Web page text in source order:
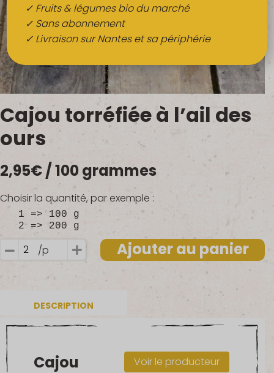
Épices
Boissons
QUI SOMMES-NOUS ?
FRUITS BIO AU BUREAU
NOS PRODUCTEURS
NOS MARCHÉS
Cajou torréfiée à l’ail des
ours
2,95€/ 100 grammes
Choisir la quantité, par exemple :
1 => 100 g
2 => 200 g
quantité
torréfiée
l'ail
des
ours
/p Ajouter au panier
DESCRIPTION
Voir le producteur
Cajou
✓ Fruits & légumes bio du marché
✓ Sans abonnement
✓ Livraison sur Nantes et sa périphérie